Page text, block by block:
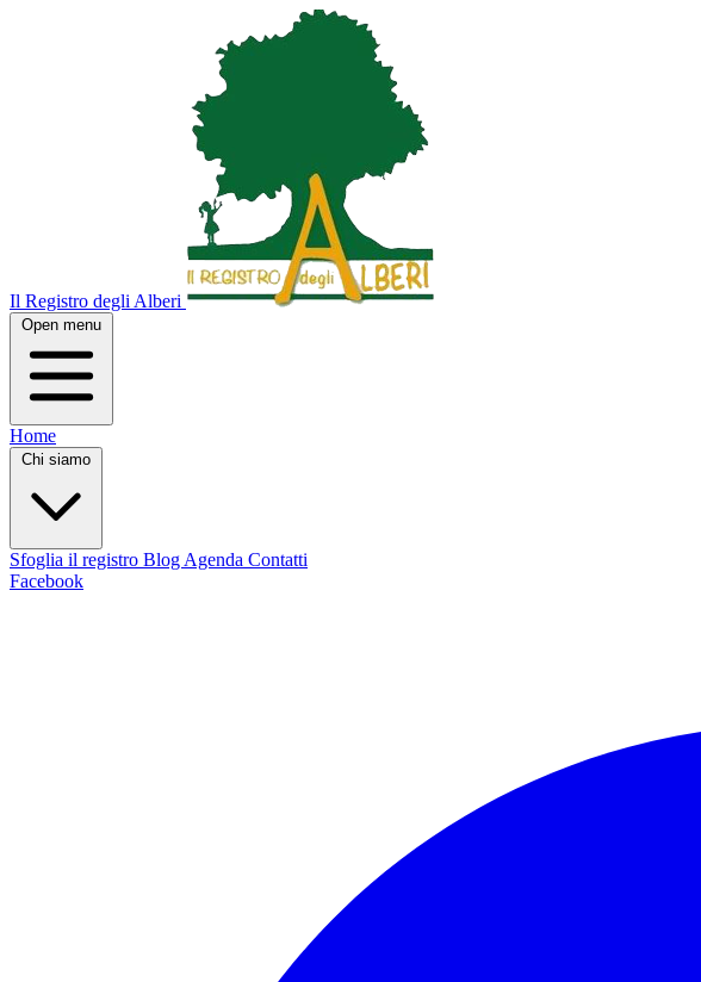
Il Registro degli Alberi
Open menu
Home
Chi siamo
Sfoglia il registro Blog Agenda Contatti
Facebook